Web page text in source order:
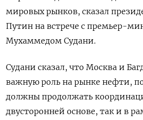
мировых рынков, сказал
Путин на встрече с премьер-
Мухаммедом Судани.
Судани сказал, что Москва и
важную роль на рынке нефти,
должны продолжать
двусторонней основе, так и в